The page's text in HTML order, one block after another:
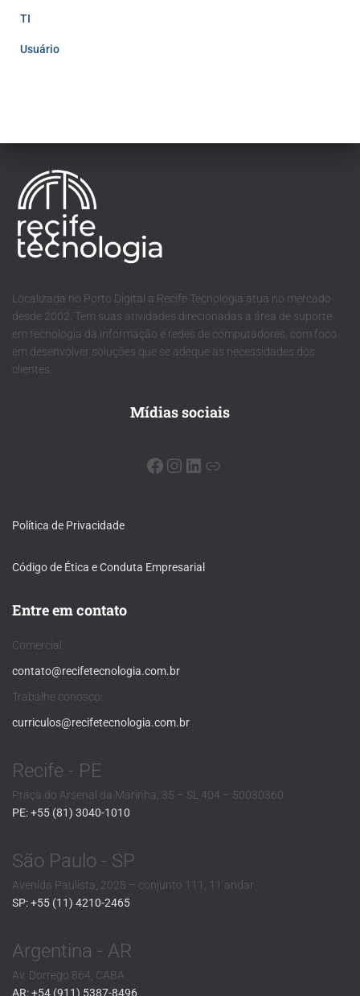
TI
Usuário
Localizada no Porto Digital a Recife Tecnologia atua no mercado
desde 2002. Tem suas atividades direcionadas a área de suporte
em tecnologia da informação e redes de computadores, com foco
em desenvolver soluções que se adeque as necessidades dos
clientes.
Mídias sociais
Política de Privacidade
Código de Ética e Conduta Empresarial
Entre em contato
Comercial:
contato@recifetecnologia.com.br
Trabalhe conosco:
curriculos@recifetecnologia.com.br
Recife - PE
Praça do Arsenal da Marinha, 35 – SL 404 – 50030360
PE: +55 (81) 3040-1010
São Paulo - SP
Avenida Paulista, 2028 – conjunto 111, 11 andar
SP: +55 (11) 4210-2465
Argentina - AR
Av. Dorrego 864, CABA
AR: +54 (911) 5387-8496